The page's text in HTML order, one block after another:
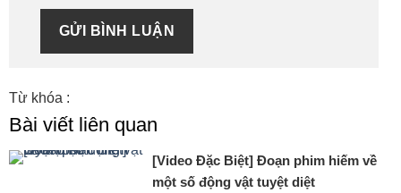
GỬI BÌNH LUẬN
Từ khóa :
Bài viết liên quan
[Video Đặc Biệt] Đoạn phim hiếm về
một số động vật tuyệt diệt